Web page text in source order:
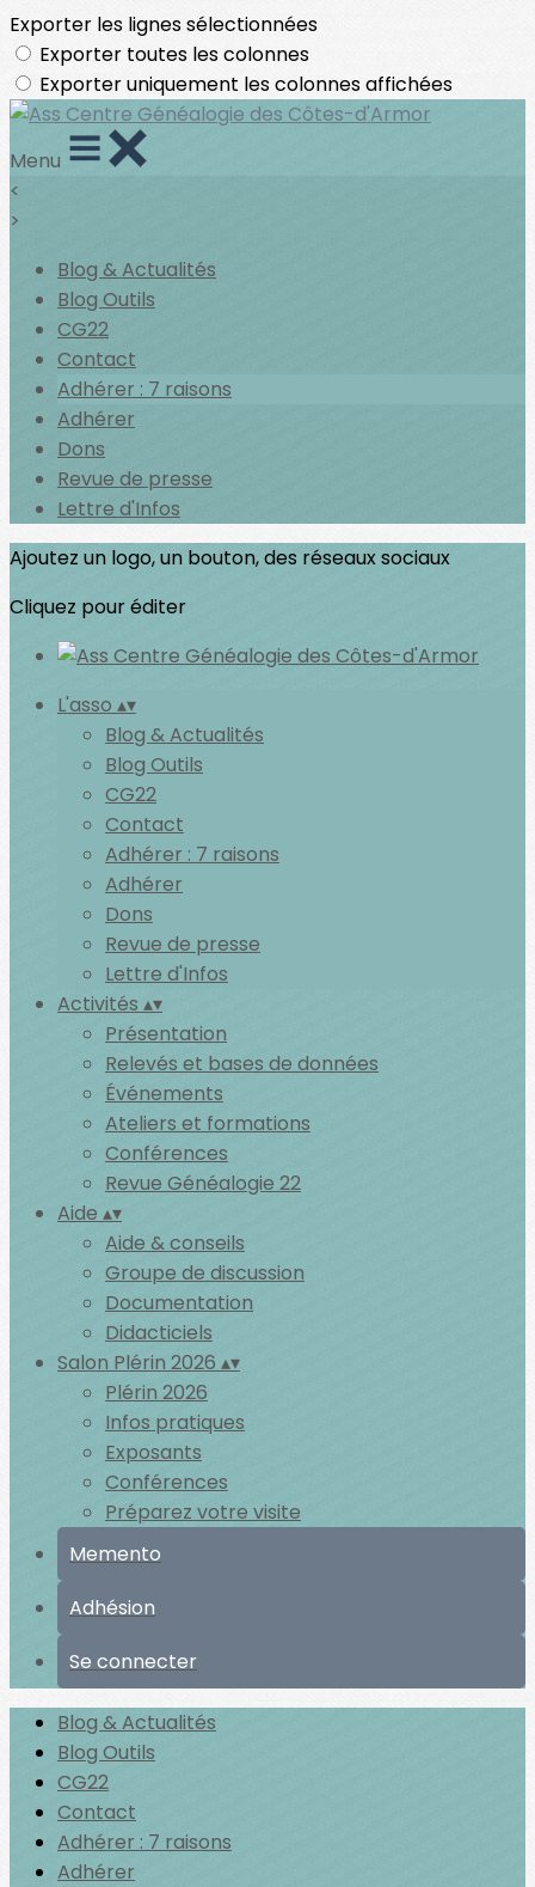
Exporter les lignes sélectionnées
Exporter toutes les colonnes
Exporter uniquement les colonnes affichées
Menu
<
>
Blog & Actualités
Blog Outils
CG22
Contact
Adhérer : 7 raisons
Adhérer
Dons
Revue de presse
Lettre d'Infos
Ajoutez un logo, un bouton, des réseaux sociaux
Cliquez pour éditer
L'asso ▴▾
Blog & Actualités
Blog Outils
CG22
Contact
Adhérer : 7 raisons
Adhérer
Dons
Revue de presse
Lettre d'Infos
Activités ▴▾
Présentation
Relevés et bases de données
Événements
Ateliers et formations
Conférences
Revue Généalogie 22
Aide ▴▾
Aide & conseils
Groupe de discussion
Documentation
Didacticiels
Salon Plérin 2026 ▴▾
Plérin 2026
Infos pratiques
Exposants
Conférences
Préparez votre visite
Memento
Adhésion
Se connecter
Blog & Actualités
Blog Outils
CG22
Contact
Adhérer : 7 raisons
Adhérer